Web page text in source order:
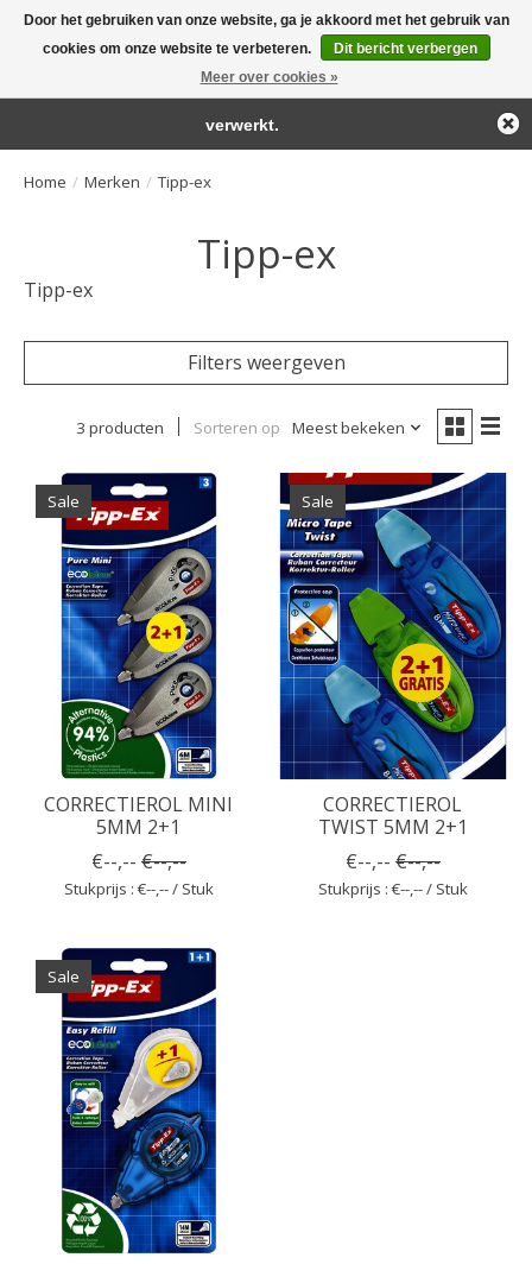
Large selection of products and fast shipping!
Home / Merken / Tipp-ex
Tipp-ex
Tipp-ex
Filters weergeven
3 producten Sorteren op Meest bekeken
Sale
CORRECTIEROL MINI
5MM 2+1
€--,-- €--,--
Stukprijs : €--,-- / Stuk
Sale
CORRECTIEROL
TWIST 5MM 2+1
€--,-- €--,--
Stukprijs : €--,-- / Stuk
Sale
Door het gebruiken van onze website, ga je akkoord met het gebruik van
cookies om onze website te verbeteren.
Dit bericht verbergen
Meer over cookies »
← Keer terug naar de backofficeDeze winkel is in aanbouw.
Eventueel geplaatste orders zullen niet worden gehonoreerd of
verwerkt.